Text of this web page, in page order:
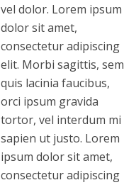
vel dolor. Lorem ipsum
dolor sit amet,
consectetur adipiscing
elit. Morbi sagittis, sem
quis lacinia faucibus,
orci ipsum gravida
tortor, vel interdum mi
sapien ut justo. Lorem
ipsum dolor sit amet,
consectetur adipiscing